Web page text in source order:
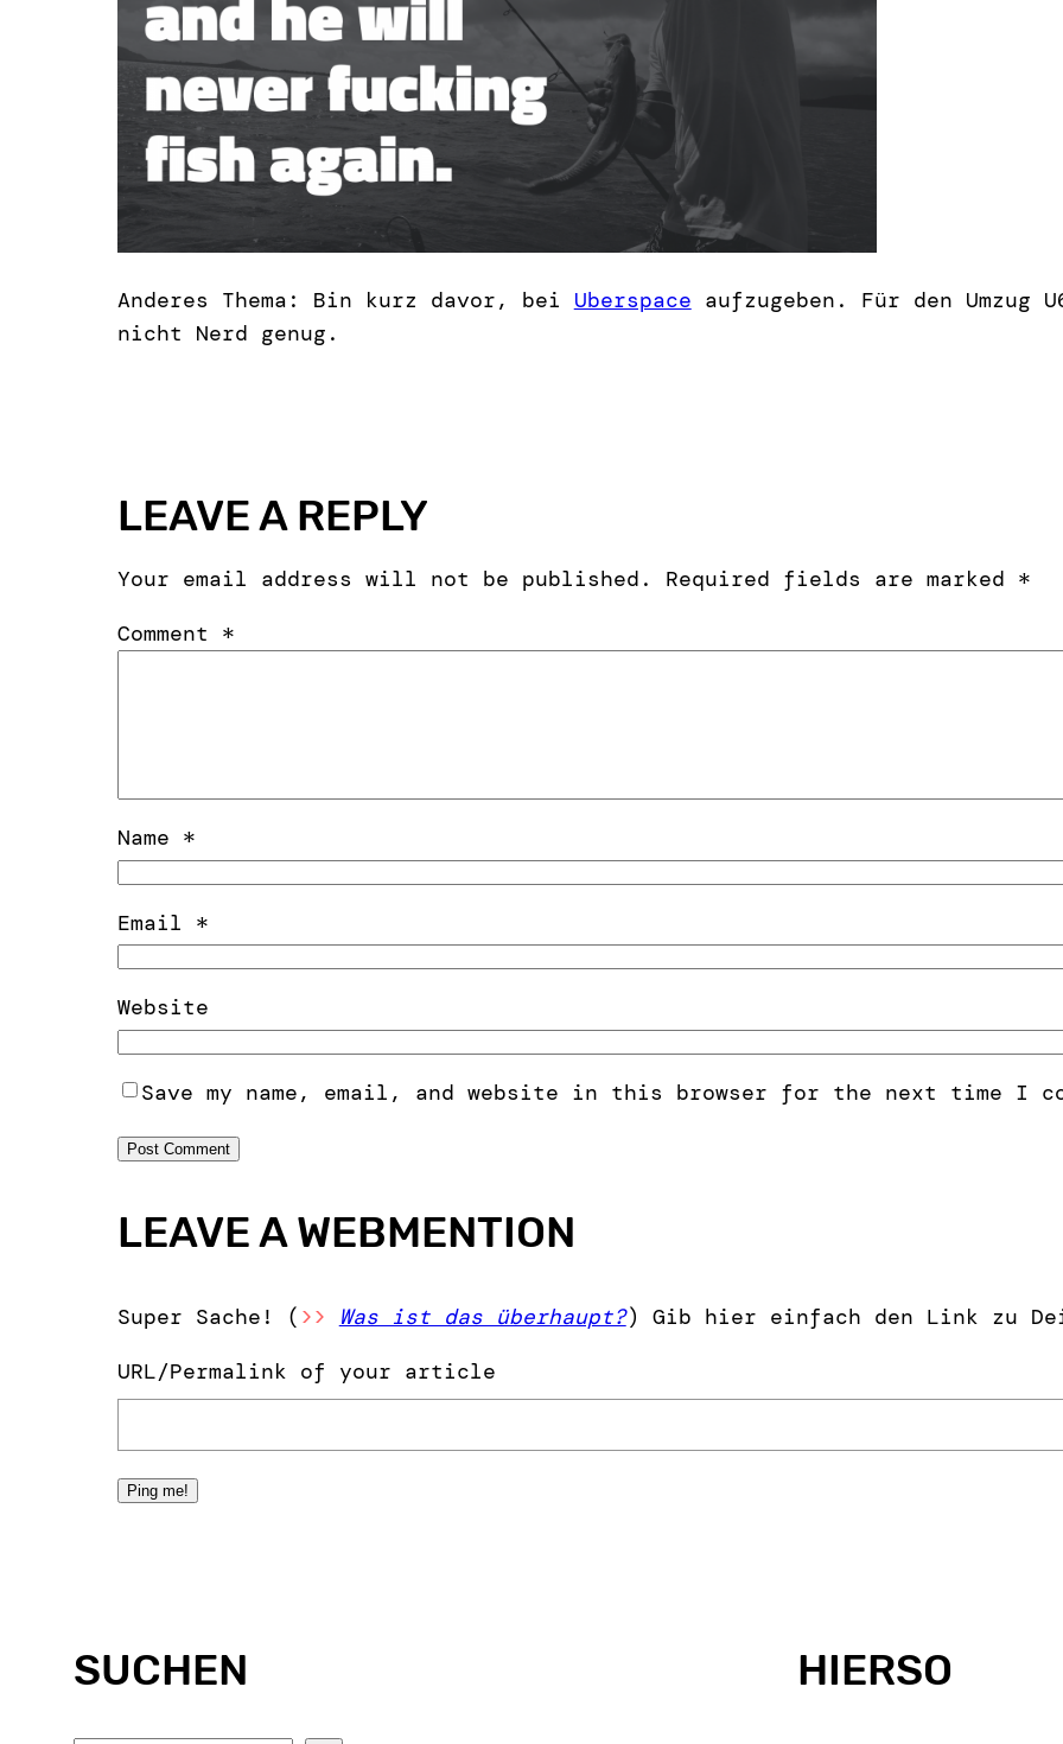
Anderes Thema: Bin kurz davor, bei Uberspace aufzugeben. Für den Umzug
nicht Nerd genug.
LEAVE A REPLY
Your email address will not be published. Required fields are marked *
Comment *
Name *
Email *
Website
Save my name, email, and website in this browser for the next time I
LEAVE A WEBMENTION
Super Sache! ( >> Was ist das überhaupt?) Gib hier einfach den Link zu
URL/Permalink of your article
SUCHEN HIERSO